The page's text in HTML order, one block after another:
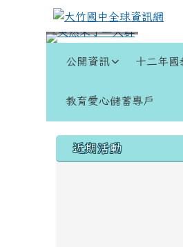
跳至主內容區
大竹國中全球
公開資訊 十二年國
教育愛心儲蓄專戶
左邊區域內容
近期活動
頁尾區域